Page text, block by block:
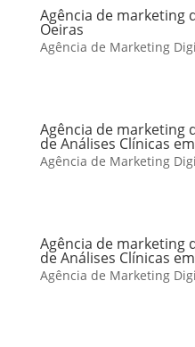
Agência de marketing
Oeiras
Agência de Marketing
Agência de marketing
de Análises Clínicas
Agência de Marketing
Agência de marketing
de Análises Clínicas
Agência de Marketing